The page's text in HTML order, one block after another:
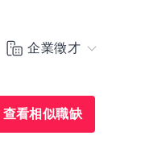
企業徵才
查看相似職缺